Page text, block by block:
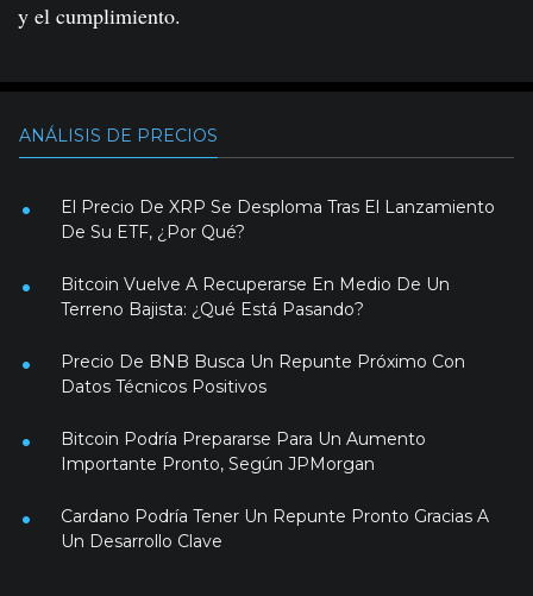
y el cumplimiento.
ANÁLISIS DE PRECIOS
El Precio De XRP Se Desploma Tras El Lanzamiento
De Su ETF, ¿Por Qué?
Bitcoin Vuelve A Recuperarse En Medio De Un
Terreno Bajista: ¿Qué Está Pasando?
Precio De BNB Busca Un Repunte Próximo Con
Datos Técnicos Positivos
Bitcoin Podría Prepararse Para Un Aumento
Importante Pronto, Según JPMorgan
Cardano Podría Tener Un Repunte Pronto Gracias A
Un Desarrollo Clave